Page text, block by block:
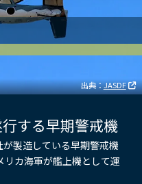
出典：JASDF
する早期警戒機
製造している早期警戒機
リカ海軍が艦上機として運